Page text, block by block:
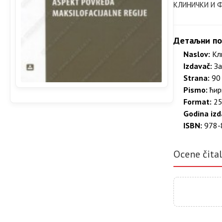
КЛИНИЧКИ И
Детаљни
Naslov:
Izdavač:
Strana: 90
Pismo:
Format:
Godina
ISBN:
Ocene